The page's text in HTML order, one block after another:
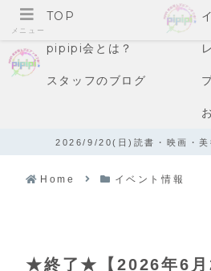
TOP
pipipi会とは？
スタッフのブログ
2026/9/20(日)読書・映画・美
Home イベント情報
★終了★【2026年6月
メニュー